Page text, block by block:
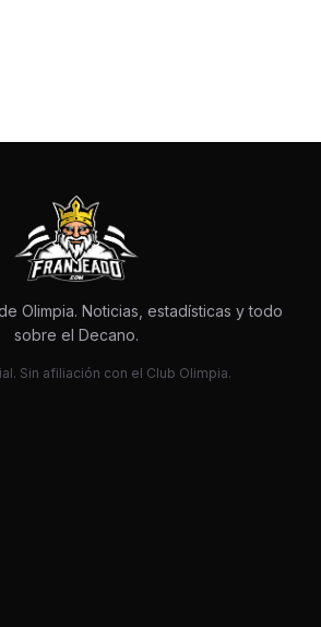
Olimpia. Noticias, estadísticas y todo
sobre el Decano.
Sin afiliación con el Club Olimpia.